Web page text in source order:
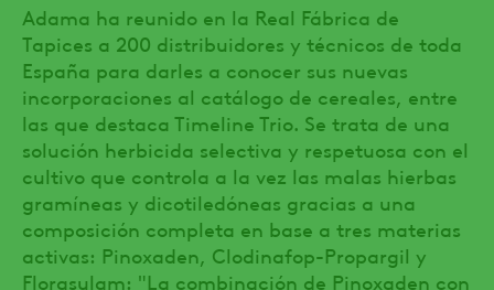
Adama ha reunido en la Real Fábrica de
Tapices a 200 distribuidores y técnicos de toda
España para darles a conocer sus nuevas
incorporaciones al catálogo de cereales, entre
las que destaca Timeline Trio. Se trata de una
solución herbicida selectiva y respetuosa con el
cultivo que controla a la vez las malas hierbas
gramíneas y dicotiledóneas gracias a una
composición completa en base a tres materias
activas: Pinoxaden, Clodinafop-Propargil y
Florasulam: "La combinación de Pinoxaden con